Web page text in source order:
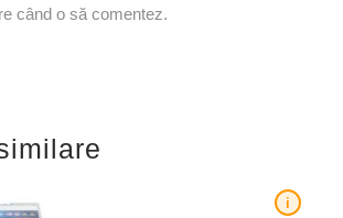
când o să comentez.
i